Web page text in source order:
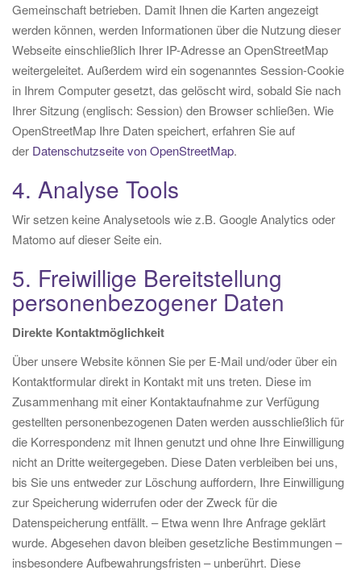
Gemeinschaft betrieben. Damit Ihnen die Karten angezeigt
werden können, werden Informationen über die Nutzung dieser
Webseite einschließlich Ihrer IP-Adresse an OpenStreetMap
weitergeleitet. Außerdem wird ein sogenanntes Session-Cookie
in Ihrem Computer gesetzt, das gelöscht wird, sobald Sie nach
Ihrer Sitzung (englisch: Session) den Browser schließen. Wie
OpenStreetMap Ihre Daten speichert, erfahren Sie auf
der Datenschutzseite von OpenStreetMap.
4. Analyse Tools
Wir setzen keine Analysetools wie z.B. Google Analytics oder
Matomo auf dieser Seite ein.
5. Freiwillige Bereitstellung
personenbezogener Daten
Direkte Kontaktmöglichkeit
Über unsere Website können Sie per E-Mail und/oder über ein
Kontaktformular direkt in Kontakt mit uns treten. Diese im
Zusammenhang mit einer Kontaktaufnahme zur Verfügung
gestellten personenbezogenen Daten werden ausschließlich für
die Korrespondenz mit Ihnen genutzt und ohne Ihre Einwilligung
nicht an Dritte weitergegeben. Diese Daten verbleiben bei uns,
bis Sie uns entweder zur Löschung auffordern, Ihre Einwilligung
zur Speicherung widerrufen oder der Zweck für die
Datenspeicherung entfällt. – Etwa wenn Ihre Anfrage geklärt
wurde. Abgesehen davon bleiben gesetzliche Bestimmungen –
insbesondere Aufbewahrungsfristen – unberührt. Diese